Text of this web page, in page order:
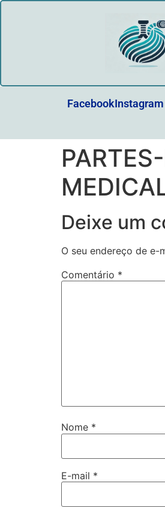
FacebookInstagram
Deixe um
O seu endereço de e-
Comentário *
Nome *
E-mail *